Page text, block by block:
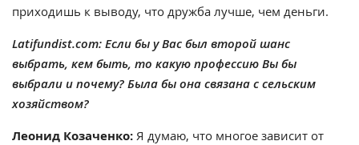
приходишь к выводу, что дружба лучше, чем деньги.
Latifundist.com: Если бы у Вас был второй шанс
выбрать, кем быть, то какую профессию Вы бы
выбрали и почему? Была бы она связана с сельским
хозяйством?
Леонид Козаченко: Я думаю, что многое зависит от